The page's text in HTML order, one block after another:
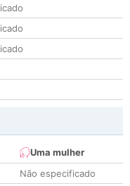
Uma mulher
Não especificado